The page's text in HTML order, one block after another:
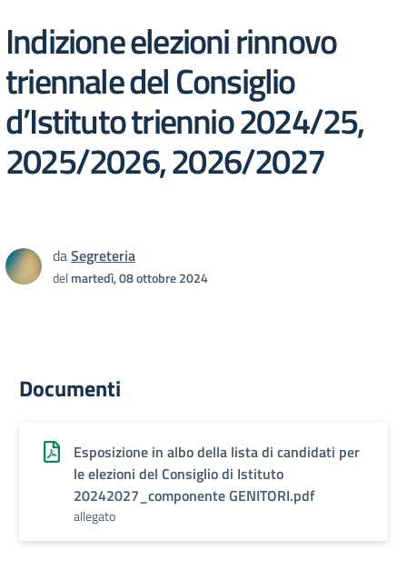
Indizione elezioni rinnovo
triennale del Consiglio
d’Istituto triennio 2024/25,
2025/2026, 2026/2027
daSegreteria
delmartedì, 08 ottobre 2024
Documenti
Esposizione in albo della lista di candidati per
le elezioni del Consiglio di Istituto
20242027_componente GENITORI.pdf
allegato